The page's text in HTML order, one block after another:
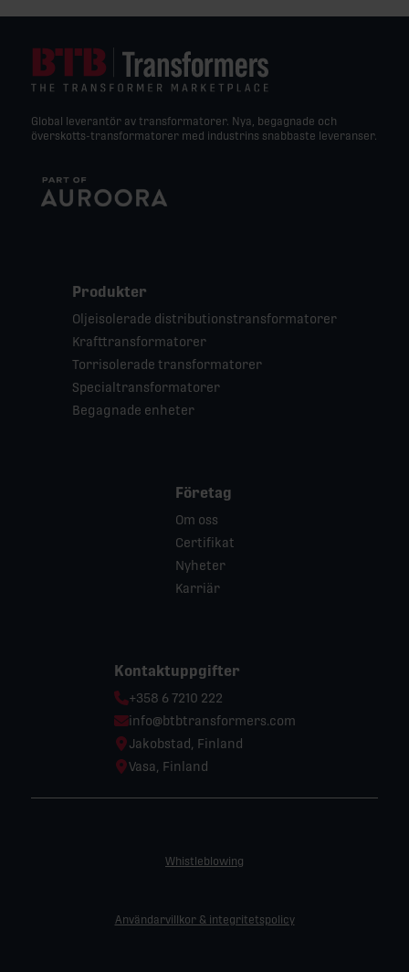
Global leverantör av transformatorer. Nya, begagnade och
överskotts-transformatorer med industrins snabbaste leveranser.
Produkter
Oljeisolerade distributionstransformatorer
Krafttransformatorer
Torrisolerade transformatorer
Specialtransformatorer
Begagnade enheter
Företag
Om oss
Certifikat
Nyheter
Karriär
Kontaktuppgifter
Phone:
+358 6 7210 222
Email:
info@btbtransformers.com
Location:
Jakobstad, Finland
Location:
Vasa, Finland
Whistleblowing
Användarvillkor & integritetspolicy